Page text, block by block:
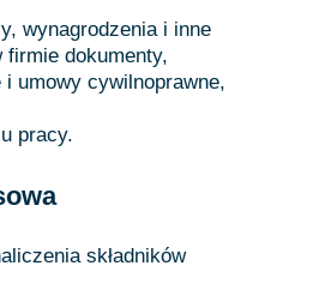
wynagrodzenia i inne
firmie dokumenty,
i umowy cywilnoprawne,
pracy.
składników